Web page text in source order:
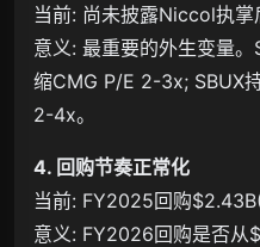
当前: 尚未披露Niccol执掌
意义: 最重要的外生变量
缩CMG P/E 2-3x; SBUX
2-4x。
4. 回购节奏正常化
当前: FY2025回购
意义: FY2026回购是否从